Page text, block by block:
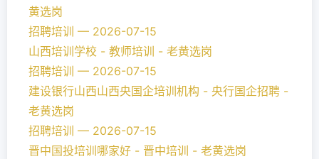
黄选岗
招聘培训 — 2026-07-15
山西培训学校 - 教师培训 - 老黄选岗
招聘培训 — 2026-07-15
建设银行山西山西央国企培训机构 - 央行国企招聘 -
老黄选岗
招聘培训 — 2026-07-15
晋中国投培训哪家好 - 晋中培训 - 老黄选岗